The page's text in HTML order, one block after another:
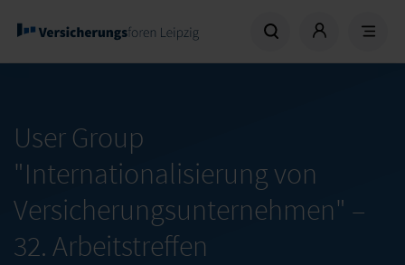
User Group
"Internationalisierung von
Versicherungsunternehmen" –
32. Arbeitstreffen